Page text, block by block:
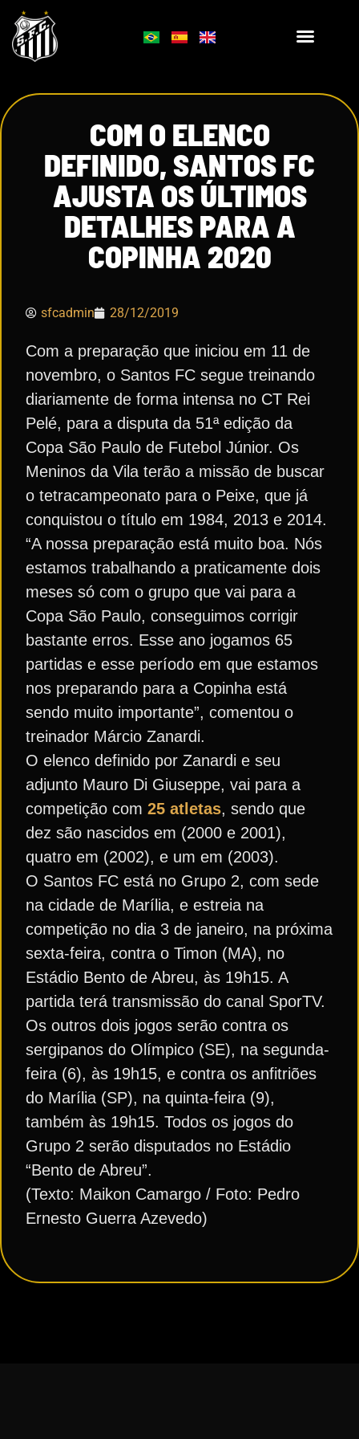
COM O ELENCO
DEFINIDO, SANTOS FC
AJUSTA OS ÚLTIMOS
DETALHES PARA A
COPINHA 2020
sfcadmin 28/12/2019
Com a preparação que iniciou em 11 de
novembro, o Santos FC segue treinando
diariamente de forma intensa no CT Rei
Pelé, para a disputa da 51ª edição da
Copa São Paulo de Futebol Júnior. Os
Meninos da Vila terão a missão de buscar
o tetracampeonato para o Peixe, que já
conquistou o título em 1984, 2013 e 2014.
“A nossa preparação está muito boa. Nós
estamos trabalhando a praticamente dois
meses só com o grupo que vai para a
Copa São Paulo, conseguimos corrigir
bastante erros. Esse ano jogamos 65
partidas e esse período em que estamos
nos preparando para a Copinha está
sendo muito importante”, comentou o
treinador Márcio Zanardi.
O elenco definido por Zanardi e seu
adjunto Mauro Di Giuseppe, vai para a
competição com 25 atletas, sendo que
dez são nascidos em (2000 e 2001),
quatro em (2002), e um em (2003).
O Santos FC está no Grupo 2, com sede
na cidade de Marília, e estreia na
competição no dia 3 de janeiro, na próxima
sexta-feira, contra o Timon (MA), no
Estádio Bento de Abreu, às 19h15. A
partida terá transmissão do canal SporTV.
Os outros dois jogos serão contra os
sergipanos do Olímpico (SE), na segunda-
feira (6), às 19h15, e contra os anfitriões
do Marília (SP), na quinta-feira (9),
também às 19h15. Todos os jogos do
Grupo 2 serão disputados no Estádio
“Bento de Abreu”.
(Texto: Maikon Camargo / Foto: Pedro
Ernesto Guerra Azevedo)